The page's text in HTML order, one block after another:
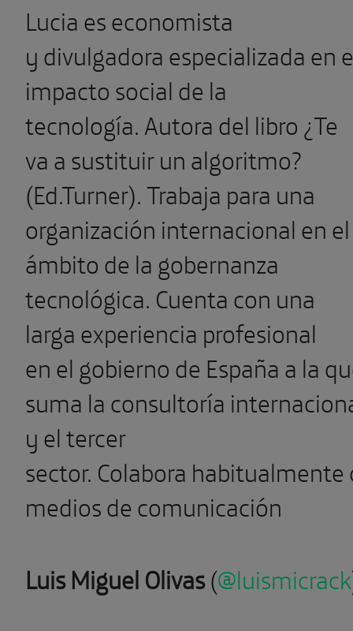
Lucia es economista
y divulgadora especializada en
impacto social de la
tecnología. Autora del libro ¿Te
va a sustituir un algoritmo?
(Ed.Turner). Trabaja para una
organización internacional en el
ámbito de la gobernanza
tecnológica. Cuenta con una
larga experiencia profesional
en el gobierno de España a la
suma la consultoría
y el tercer
sector. Colabora
medios de comunicación
Luis Miguel Olivas(@luismicrack